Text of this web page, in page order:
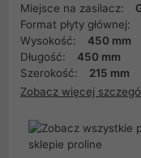
Miejsce na zasilacz:
Format płyty głównej:
Wysokość:
450 mm
Długość:
450 mm
Szerokość:
215 mm
Zobacz więcej